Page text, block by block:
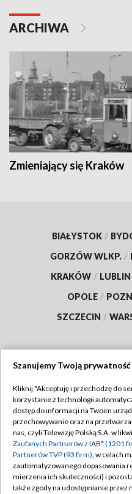
ARCHIWA
Zmieniający się Kraków
BIAŁYSTOK /
GORZÓW WLKP. /
KRAKÓW / LUBLIN
OPOLE /
SZCZECIN /
Abonament TVP
Emisja w TVP
Centrum informacji TVP
Naziemna Telewizja
Szanujemy Twoją prywatność
Kliknij "Akceptuję i przechodzę do
korzystanie z technologii
dostęp do informacji na Twoim
przechowywanie oraz na
nas, czyli Telewizję Polską S.A. w
Zaufanych Partnerów z IAB* (1201
Partnerów TVP (93 firm), w celach
zautomatyzowanego dopasowania
mierzenia ich skuteczności) i
także zgody na udostępnianie przez